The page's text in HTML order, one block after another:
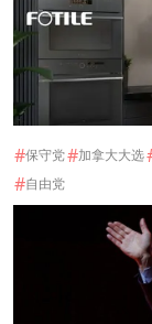
#保守党#加拿大大选
#自由党